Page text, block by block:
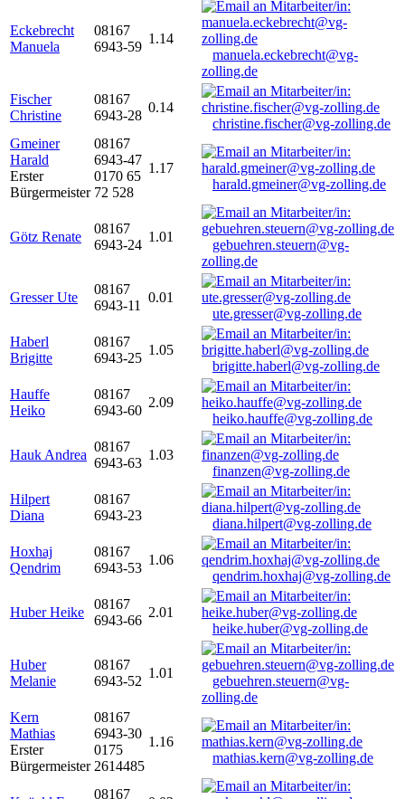
Eckebrecht
Manuela
08167
6943-59
1.14
manuela.eckebrecht@vg-
zolling.de
Fischer
Christine
08167
6943-28
0.14
christine.fischer@vg-zolling.de
Gmeiner
Harald
Erster
Bürgermeister
08167
6943-47
0170 65
72 528
1.17
harald.gmeiner@vg-zolling.de
Götz Renate
08167
6943-24
1.01
gebuehren.steuern@vg-
zolling.de
Gresser Ute
08167
6943-11
0.01
ute.gresser@vg-zolling.de
Haberl
Brigitte
08167
6943-25
1.05
brigitte.haberl@vg-zolling.de
Hauffe
Heiko
08167
6943-60
2.09
heiko.hauffe@vg-zolling.de
Hauk Andrea
08167
6943-63
1.03
finanzen@vg-zolling.de
Hilpert
Diana
08167
6943-23
diana.hilpert@vg-zolling.de
Hoxhaj
Qendrim
08167
6943-53
1.06
qendrim.hoxhaj@vg-zolling.de
Huber Heike
08167
6943-66
2.01
heike.huber@vg-zolling.de
Huber
Melanie
08167
6943-52
1.01
gebuehren.steuern@vg-
zolling.de
Kern
Mathias
Erster
Bürgermeister
08167
6943-30
0175
2614485
1.16
mathias.kern@vg-zolling.de
08167